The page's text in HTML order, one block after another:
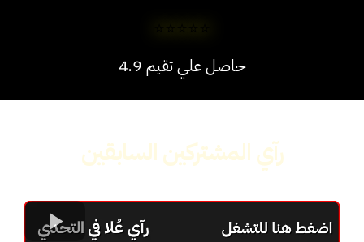
حاصل علي تقيم 4.9
رآي المشتركين السابقين